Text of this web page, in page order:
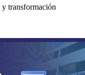
transformación